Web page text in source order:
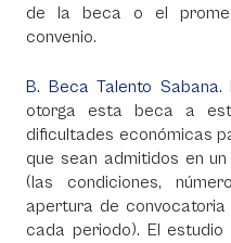
de la beca o el
convenio.
B. Beca Talento Sabana.
otorga esta beca a
dificultades económicas
que sean admitidos en
(las condiciones,
apertura de
cada periodo). El